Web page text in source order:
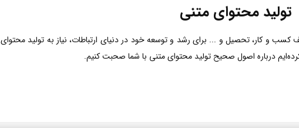
تولید محتوای متنی
کسب و کار، تحصیل و ... برای رشد و توسعه خود در دنیای ارتباطات، نیاز به تولید محتوای
درباره اصول صحیح تولید محتوای متنی با شما صحبت کنیم.